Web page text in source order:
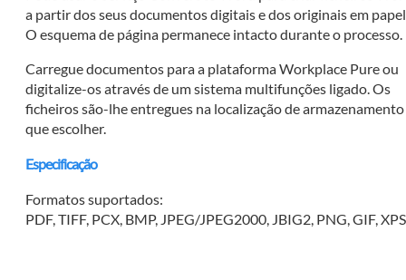
a partir dos seus documentos digitais e dos originais em
O esquema de página permanece intacto durante o processo.
Carregue documentos para a plataforma Workplace Pure ou
digitalize-os através de um sistema multifunções ligado. Os
ficheiros são-lhe entregues na localização de armazenamento
que escolher.
Especificação
Formatos suportados:
PDF, TIFF, PCX, BMP, JPEG/JPEG2000, JBIG2, PNG, GIF, XPS